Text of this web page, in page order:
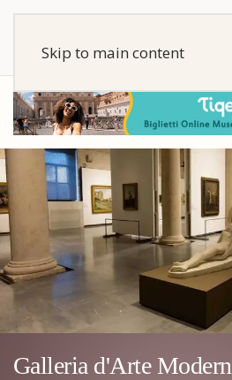
Skip to main content
Galleria d'Arte